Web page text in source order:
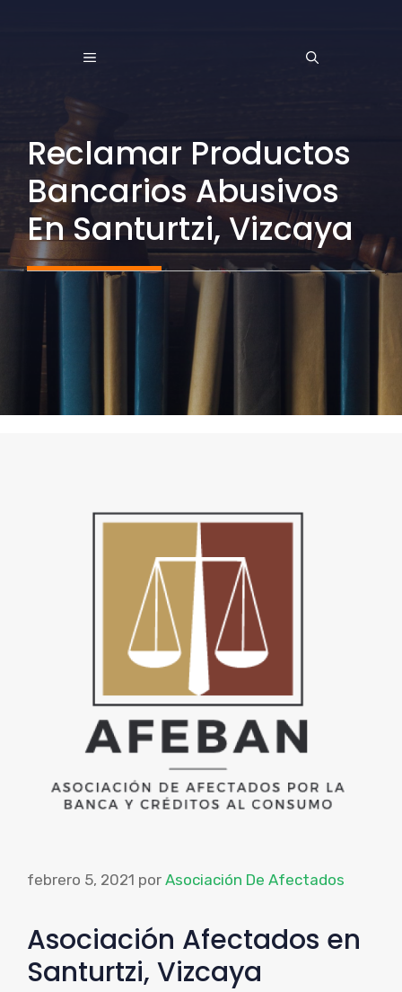
MENÚ
Reclamar Productos
Bancarios Abusivos
En Santurtzi, Vizcaya
febrero 5, 2021 por Asociación De Afectados
Asociación Afectados en
Santurtzi, Vizcaya